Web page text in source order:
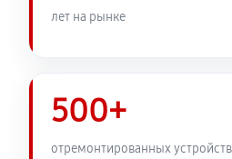
лет на рынке
500+
отремонтированных